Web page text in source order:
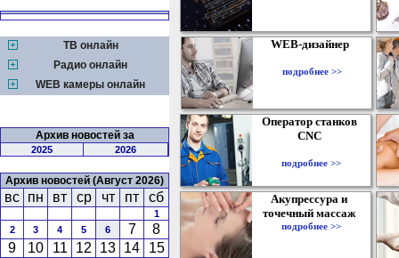
ТВ онлайн
Радио онлайн
WEB камеры онлайн
Архив новостей за
2025 2026
Архив новостей (Август 2026)
вс пн вт ср чт пт сб
1
2
3 4 5 6 7
8
9
10 11 12 13 14
15
WEB-дизайнер
подробнее >>
Оператор станков
CNC
подробнее >>
Акупрессура и
точечный массаж
подробнее >>